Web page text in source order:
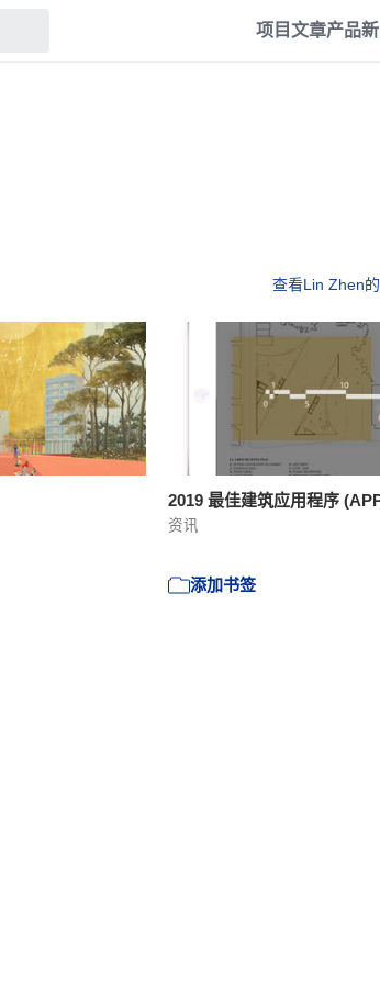
项目文章产品
查看Lin Zhen
2019 最佳建筑应用程序
资讯
添加书签